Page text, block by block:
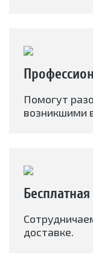
Помогут
возникшими
доставке.